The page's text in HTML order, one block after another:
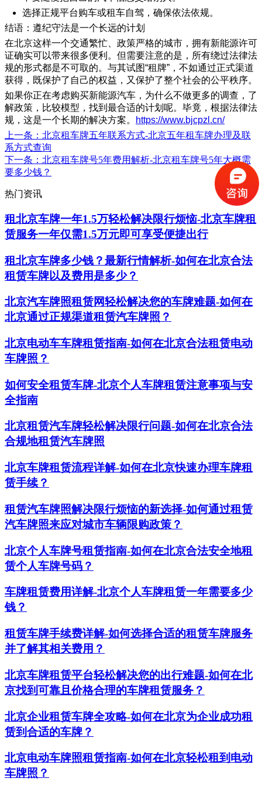
选择正规平台购车或租车自驾，确保依法依规。
结语：遵纪守法是一个长远的计划
在北京这样一个交通繁忙、政策严格的城市，拥有新能源许可
证确实可以带来很多便利。但需要注意的是，所有绕过法律法
规的形式都是不可取的。与其试图“租牌”，不如通过正式渠道
获得，既保护了自己的权益，又保护了整个社会的公平秩序。
如果你正在考虑购买新能源汽车，为什么不做更多的调查，了
解政策，比较模型，找到最合适的计划呢。毕竟，根据法律法
规，这是一个长期的解决方案。
https://www.bjcpzl.cn/
上一条 ：北京租车牌五年联系方式-北京五年租车牌办理及联
系方式查询
下一条 ：北京租车牌号5年费用解析-北京租车牌号5年大概需
要多少钱？
热门资讯
租北京车牌一年1.5万轻松解决限行烦恼-北京车牌租
赁服务一年仅需1.5万元即可享受便捷出行
租北京车牌多少钱？最新行情解析-如何在北京合法
租赁车牌以及费用是多少？
北京汽车牌照租赁网轻松解决您的车牌难题-如何在
北京通过正规渠道租赁汽车牌照？
北京电动车车牌租赁指南-如何在北京合法租赁电动
车牌照？
如何安全租赁车牌-北京个人车牌租赁注意事项与安
全指南
北京租赁汽车牌轻松解决限行问题-如何在北京合法
合规地租赁汽车牌照
北京车牌租赁流程详解-如何在北京快速办理车牌租
赁手续？
租赁汽车牌照解决限行烦恼的新选择-如何通过租赁
汽车牌照来应对城市车辆限购政策？
北京个人车牌号租赁指南-如何在北京合法安全地租
赁个人车牌号码？
车牌租赁费用详解-北京个人车牌租赁一年需要多少
钱？
租赁车牌手续费详解-如何选择合适的租赁车牌服务
并了解其相关费用？
北京车牌租赁平台轻松解决您的出行难题-如何在北
京找到可靠且价格合理的车牌租赁服务？
北京企业租赁车牌全攻略-如何在北京为企业成功租
赁到合适的车牌？
北京电动车牌照租赁指南-如何在北京轻松租到电动
车牌照？